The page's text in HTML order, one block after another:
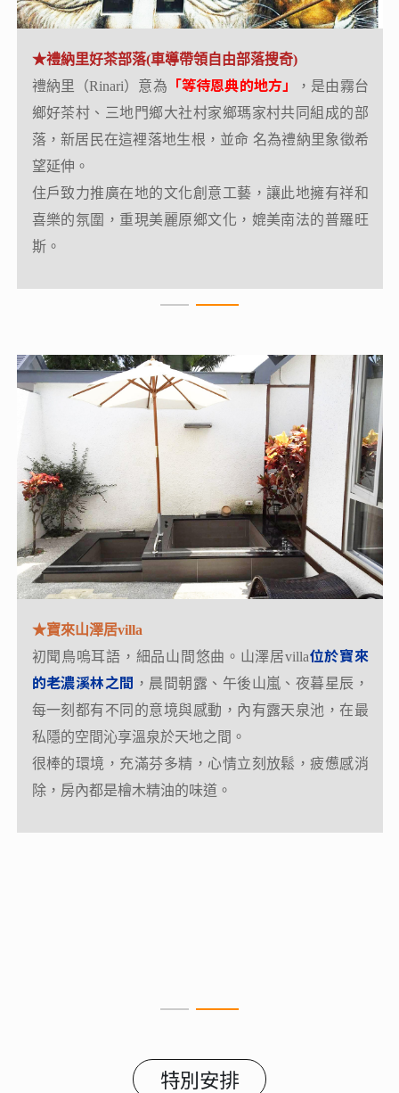
★禮納里好茶部落(車導帶領自由部落搜奇)
禮納里（Rinari）意為
「等待恩典的地方」
，是由霧台
鄉好茶村、三地門鄉大社村家鄉瑪家村共同組成的部
落，新居民在這裡落地生根，並命 名為禮納里象徵希
望延伸。
住戶致力推廣在地的文化創意工藝，讓此地擁有祥和
喜樂的氛圍，重現美麗原鄉文化，媲美南法的普羅旺
斯。
★霧鹿砲台公園
位於霧鹿國小後方古砲台公園內，置放的
兩門古砲為1
903年俄國製造，在日俄戰爭中，被日本擄獲此後轉
運來台灣，為日本殖民統治台灣當局迫害布農族原住
民的鐵證之一。
現今砲台公園景色宜人，適合賞景、踏青是悠遊半日
時光的好去處。
★寶來山澤居villa
初聞鳥嗚耳語，細品山間悠曲。山澤居villa位於寶來
的老濃溪林之間 ，晨間朝露、午後山嵐、夜暮星辰，
每一刻都有不同的意境與感動，內有露天泉池，在最
私隱的空間沁享溫泉於天地之間。
很棒的環境，充滿芬多精，心情立刻放鬆，疲憊感消
除，房內都是檜木精油的味道。
★天龍溫泉飯店
位在花東縱谷裙擺下，緊鄰天龍吊橋，依傍霧鹿峽
谷；在著斷崖雲霧、涓涓溪流、檜林扶疏的美景相
擁。
沒有吵雜的人聲，唯一有的是潺潺流水聲和青綠的山
景，充滿悠靜清新的氣息，這裡除了簡單舒適的環境
外，淡雅簡潔的原住民風格空間，讓您在自然的環境
特別安排